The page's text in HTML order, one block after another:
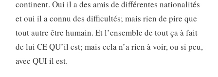
continent. Oui il a des amis de différentes nationalités
et oui il a connu des difficultés; mais rien de pire que
tout autre être humain. Et l’ensemble de tout ça à fait
de lui CE QU’il est; mais cela n’a rien à voir, ou si peu,
avec QUI il est.